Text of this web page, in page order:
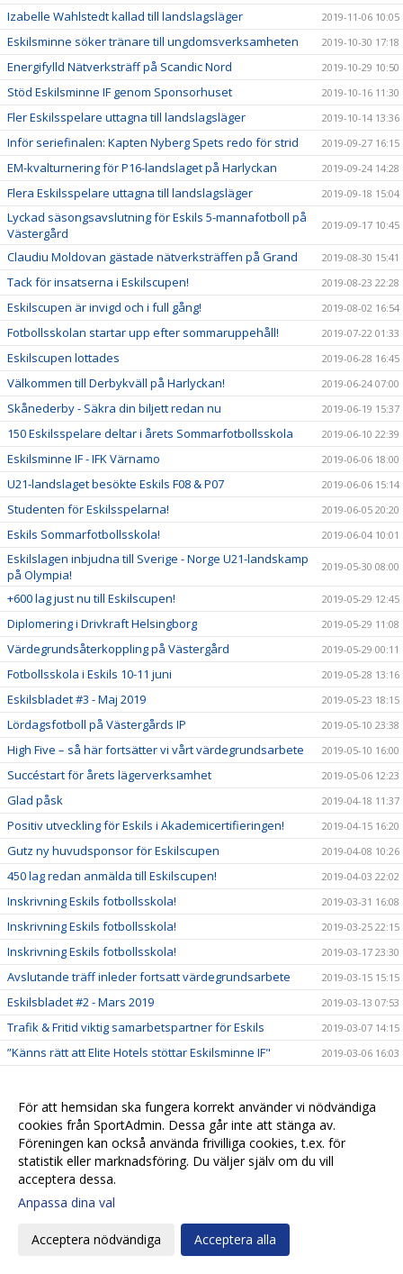
Izabelle Wahlstedt kallad till landslagsläger 2019-11-06 10:05
Eskilsminne söker tränare till ungdomsverksamheten 2019-10-30 17:18
Energifylld Nätverksträff på Scandic Nord 2019-10-29 10:50
Stöd Eskilsminne IF genom Sponsorhuset 2019-10-16 11:30
Fler Eskilsspelare uttagna till landslagsläger 2019-10-14 13:36
Inför seriefinalen: Kapten Nyberg Spets redo för strid 2019-09-27 16:15
EM-kvalturnering för P16-landslaget på Harlyckan 2019-09-24 14:28
Flera Eskilsspelare uttagna till landslagsläger 2019-09-18 15:04
Lyckad säsongsavslutning för Eskils 5-mannafotboll på
Västergård
2019-09-17 10:45
Claudiu Moldovan gästade nätverksträffen på Grand 2019-08-30 15:41
Tack för insatserna i Eskilscupen! 2019-08-23 22:28
Eskilscupen är invigd och i full gång! 2019-08-02 16:54
Fotbollsskolan startar upp efter sommaruppehåll! 2019-07-22 01:33
Eskilscupen lottades 2019-06-28 16:45
Välkommen till Derbykväll på Harlyckan! 2019-06-24 07:00
Skånederby - Säkra din biljett redan nu 2019-06-19 15:37
150 Eskilsspelare deltar i årets Sommarfotbollsskola 2019-06-10 22:39
Eskilsminne IF - IFK Värnamo 2019-06-06 18:00
U21-landslaget besökte Eskils F08 & P07 2019-06-06 15:14
Studenten för Eskilsspelarna! 2019-06-05 20:20
Eskils Sommarfotbollsskola! 2019-06-04 10:01
Eskilslagen inbjudna till Sverige - Norge U21-landskamp
på Olympia!
2019-05-30 08:00
+600 lag just nu till Eskilscupen! 2019-05-29 12:45
Diplomering i Drivkraft Helsingborg 2019-05-29 11:08
Värdegrundsåterkoppling på Västergård 2019-05-29 00:11
Fotbollsskola i Eskils 10-11 juni 2019-05-28 13:16
Eskilsbladet #3 - Maj 2019 2019-05-23 18:15
Lördagsfotboll på Västergårds IP 2019-05-10 23:38
High Five – så här fortsätter vi vårt värdegrundsarbete 2019-05-10 16:00
Succéstart för årets lägerverksamhet 2019-05-06 12:23
Glad påsk 2019-04-18 11:37
Positiv utveckling för Eskils i Akademicertifieringen! 2019-04-15 16:20
Gutz ny huvudsponsor för Eskilscupen 2019-04-08 10:26
450 lag redan anmälda till Eskilscupen! 2019-04-03 22:02
Inskrivning Eskils fotbollsskola! 2019-03-31 16:08
Inskrivning Eskils fotbollsskola! 2019-03-25 22:15
Inskrivning Eskils fotbollsskola! 2019-03-17 23:30
Avslutande träff inleder fortsatt värdegrundsarbete 2019-03-15 15:15
Eskilsbladet #2 - Mars 2019 2019-03-13 07:53
Trafik & Fritid viktig samarbetspartner för Eskils 2019-03-07 14:15
”Känns rätt att Elite Hotels stöttar Eskilsminne IF" 2019-03-06 16:03
Anmälningarna strömmar in till Eskilscupen 2019-03-02 00:38
Ungdomsledarna gav High Five en push framåt 2019-02-28 14:51
Market Insight värdefull samarbetspartner 2019-02-27 08:20
Kansliet stängt tisdag 26/2
Biljetter till Svenska Cupen!
En ny styrelseledamot när Eskils höll årsmöte
Kallelse till årsmöte 21/2 på Elite Hotel Mollberg
För att hemsidan ska fungera korrekt använder vi nödvändiga
cookies från SportAdmin. Dessa går inte att stänga av.
Föreningen kan också använda frivilliga cookies, t.ex. för
statistik eller marknadsföring. Du väljer själv om du vill
acceptera dessa.
Anpassa dina val
Acceptera nödvändiga Acceptera alla